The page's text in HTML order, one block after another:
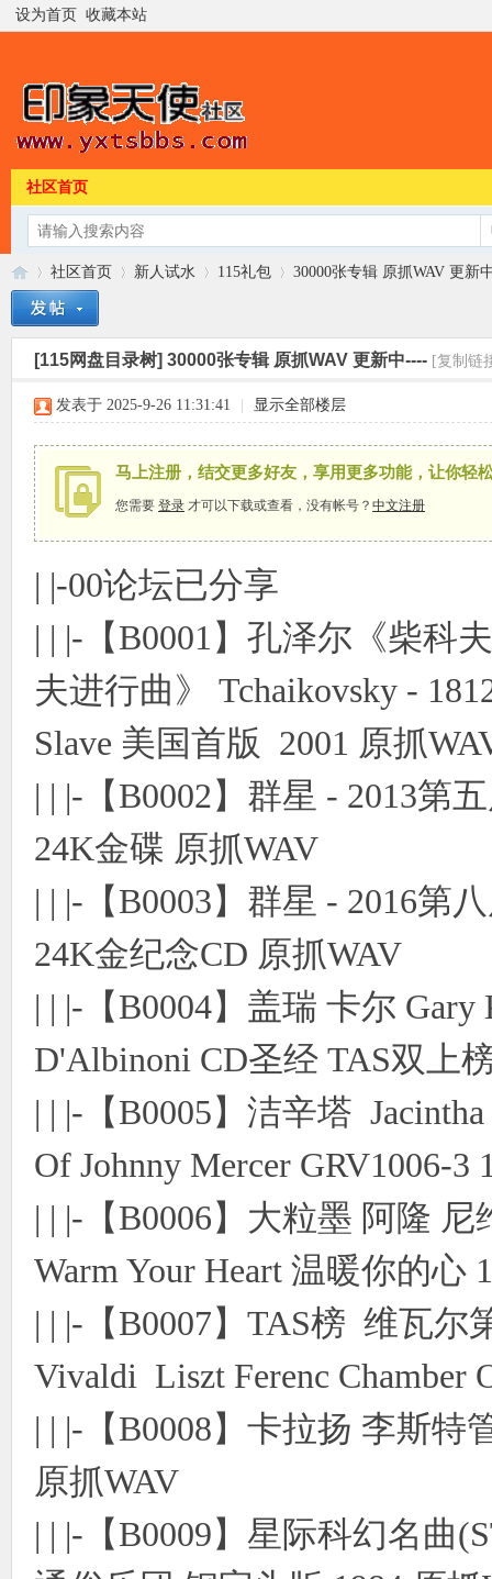
设为首页 收藏本站
社区首页
»
社区首页
›
新人试水
›
115礼包
›
30000张专辑 原抓WAV 更新
[115网盘目录树] 30000张专辑 原抓WAV 更新中---- [复制链
发表于 2025-9-26 11:31:41 显示全部楼层
马上注册，结交更多好友，享用更多功能，让你轻
您需要 登录 才可以下载或查看，没有帐号？ 中文注册
| |-00论坛已分享
| | |-【B0001】孔泽尔《柴科
夫进行曲》 Tchaikovsky -
Slave 美国首版 2001 原抓
| | |-【B0002】群星 - 2013第
24K金碟 原抓WAV
| | |-【B0003】群星 - 2016第
24K金纪念CD 原抓WAV
| | |-【B0004】盖瑞 卡尔
D'Albinoni CD圣经 TAS双上
| | |-【B0005】洁辛塔
Of Johnny Mercer GRV1006-3
| | |-【B0006】大粒墨 阿隆
Warm Your Heart 温暖你的心
| | |-【B0007】TAS榜 维瓦
Vivaldi Liszt Ferenc Chamber
| | |-【B0008】卡拉扬 李斯
原抓WAV
| | |-【B0009】星际科幻名曲